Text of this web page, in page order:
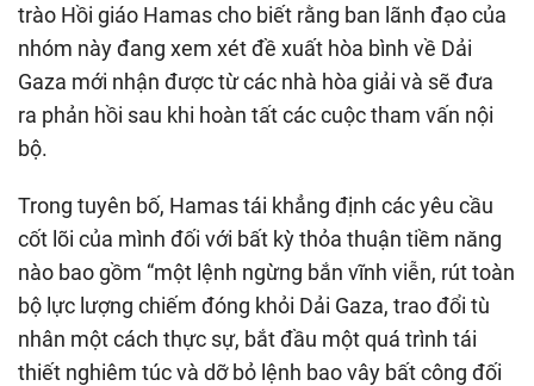
trào Hồi giáo Hamas cho biết rằng ban lãnh đạo của
nhóm này đang xem xét đề xuất hòa bình về Dải
Gaza mới nhận được từ các nhà hòa giải và sẽ đưa
ra phản hồi sau khi hoàn tất các cuộc tham vấn nội
bộ.
Trong tuyên bố, Hamas tái khẳng định các yêu cầu
cốt lõi của mình đối với bất kỳ thỏa thuận tiềm năng
nào bao gồm “một lệnh ngừng bắn vĩnh viễn, rút toàn
bộ lực lượng chiếm đóng khỏi Dải Gaza, trao đổi tù
nhân một cách thực sự, bắt đầu một quá trình tái
thiết nghiêm túc và dỡ bỏ lệnh bao vây bất công đối